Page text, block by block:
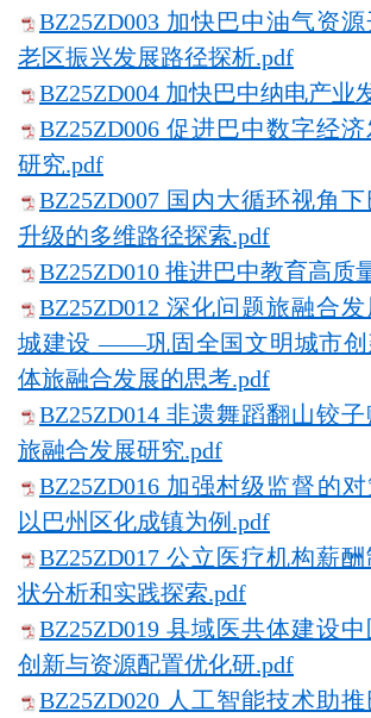
BZ25ZD003 加快巴中油气资
老区振兴发展路径探析.pdf
BZ25ZD004 加快巴中纳电产业
BZ25ZD006 促进巴中数字经
研究.pdf
BZ25ZD007 国内大循环视角
升级的多维路径探索.pdf
BZ25ZD010 推进巴中教育高质
BZ25ZD012 深化问题旅融合
城建设 ——巩固全国文明城市创
体旅融合发展的思考.pdf
BZ25ZD014 非遗舞蹈翻山铰
旅融合发展研究.pdf
BZ25ZD016 加强村级监督的
以巴州区化成镇为例.pdf
BZ25ZD017 公立医疗机构薪
状分析和实践探索.pdf
BZ25ZD019 县域医共体建设
创新与资源配置优化研.pdf
BZ25ZD020 人工智能技术助